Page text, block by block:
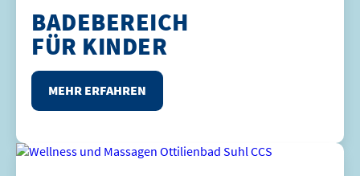
BADEBEREICH
FÜR KINDER
MEHR ERFAHREN